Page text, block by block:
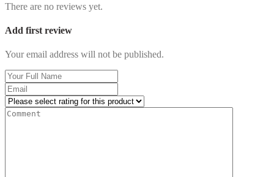
There are no reviews yet.
Add first review
Your email address will not be published.